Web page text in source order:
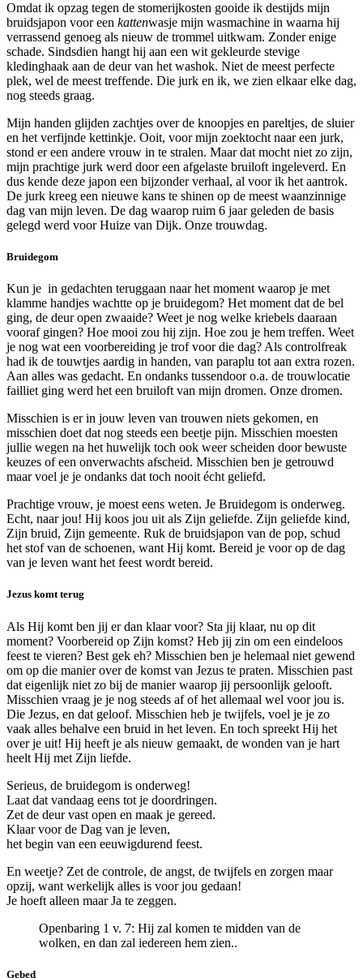
Omdat ik opzag tegen de stomerijkosten gooide ik destijds mijn
bruidsjapon voor een kattenwasje mijn wasmachine in waarna hij
verrassend genoeg als nieuw de trommel uitkwam. Zonder enige
schade. Sindsdien hangt hij aan een wit gekleurde stevige
kledinghaak aan de deur van het washok. Niet de meest perfecte
plek, wel de meest treffende. Die jurk en ik, we zien elkaar elke dag,
nog steeds graag.
Mijn handen glijden zachtjes over de knoopjes en pareltjes, de sluier
en het verfijnde kettinkje. Ooit, voor mijn zoektocht naar een jurk,
stond er een andere vrouw in te stralen. Maar dat mocht niet zo zijn,
mijn prachtige jurk werd door een afgelaste bruiloft ingeleverd. En
dus kende deze japon een bijzonder verhaal, al voor ik het aantrok.
De jurk kreeg een nieuwe kans te shinen op de meest waanzinnige
dag van mijn leven. De dag waarop ruim 6 jaar geleden de basis
gelegd werd voor Huize van Dijk. Onze trouwdag.
Bruidegom
Kun je in gedachten teruggaan naar het moment waarop je met
klamme handjes wachtte op je bruidegom? Het moment dat de bel
ging, de deur open zwaaide? Weet je nog welke kriebels daaraan
vooraf gingen? Hoe mooi zou hij zijn. Hoe zou je hem treffen. Weet
je nog wat een voorbereiding je trof voor die dag? Als controlfreak
had ik de touwtjes aardig in handen, van paraplu tot aan extra rozen.
Aan alles was gedacht. En ondanks tussendoor o.a. de trouwlocatie
failliet ging werd het een bruiloft van mijn dromen. Onze dromen.
Misschien is er in jouw leven van trouwen niets gekomen, en
misschien doet dat nog steeds een beetje pijn. Misschien moesten
jullie wegen na het huwelijk toch ook weer scheiden door bewuste
keuzes of een onverwachts afscheid. Misschien ben je getrouwd
maar voel je je ondanks dat toch nooit écht geliefd.
Prachtige vrouw, je moest eens weten. Je Bruidegom is onderweg.
Echt, naar jou! Hij koos jou uit als Zijn geliefde. Zijn geliefde kind,
Zijn bruid, Zijn gemeente. Ruk de bruidsjapon van de pop, schud
het stof van de schoenen, want Hij komt. Bereid je voor op de dag
van je leven want het feest wordt bereid.
Jezus komt terug
Als Hij komt ben jij er dan klaar voor? Sta jij klaar, nu op dit
moment? Voorbereid op Zijn komst? Heb jij zin om een eindeloos
feest te vieren? Best gek eh? Misschien ben je helemaal niet gewend
om op die manier over de komst van Jezus te praten. Misschien past
dat eigenlijk niet zo bij de manier waarop jij persoonlijk gelooft.
Misschien vraag je je nog steeds af of het allemaal wel voor jou is.
Die Jezus, en dat geloof. Misschien heb je twijfels, voel je je zo
vaak alles behalve een bruid in het leven. En toch spreekt Hij het
over je uit! Hij heeft je als nieuw gemaakt, de wonden van je hart
heelt Hij met Zijn liefde.
Serieus, de bruidegom is onderweg!
Laat dat vandaag eens tot je doordringen.
Zet de deur vast open en maak je gereed.
Klaar voor de Dag van je leven,
het begin van een eeuwigdurend feest.
En weetje? Zet de controle, de angst, de twijfels en zorgen maar
opzij, want werkelijk alles is voor jou gedaan!
Je hoeft alleen maar Ja te zeggen.
Openbaring 1 v. 7: Hij zal komen te midden van de
wolken, en dan zal iedereen hem zien..
Gebed